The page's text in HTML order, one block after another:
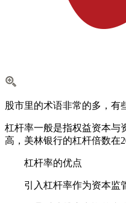
股市里的术语非常的多，有
杠杆率一般是指权益资本与
高，美林银行的杠杆倍数在
杠杆率的优点
引入杠杆率作为资本监管